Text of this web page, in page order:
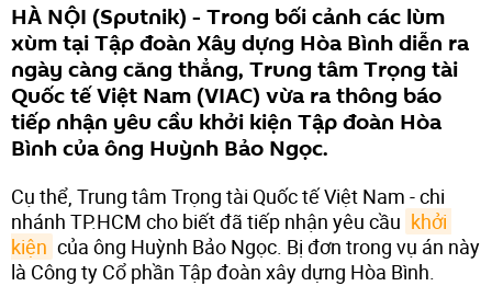
HÀ NỘI (Sputnik) - Trong bối cảnh các lùm
xùm tại Tập đoàn Xây dựng Hòa Bình diễn ra
ngày càng căng thẳng, Trung tâm Trọng tài
Quốc tế Việt Nam (VIAC) vừa ra thông báo
tiếp nhận yêu cầu khởi kiện Tập đoàn Hòa
Bình của ông Huỳnh Bảo Ngọc.
Cụ thể, Trung tâm Trọng tài Quốc tế Việt Nam - chi
nhánh TP.HCM cho biết đã tiếp nhận yêu cầu khởi
kiện của ông Huỳnh Bảo Ngọc. Bị đơn trong vụ án này
là Công ty Cổ phần Tập đoàn xây dựng Hòa Bình.